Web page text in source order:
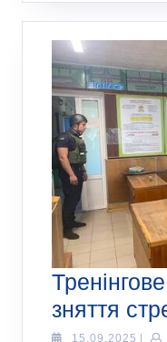
зняття
15.09.2025